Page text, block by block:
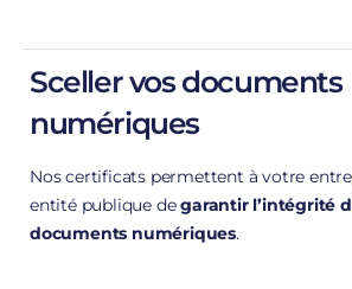
de données.
existence de votre organisation
Sceller vos documents
numériques
Nos certificats permettent à votre
entité publique degarantir l’intégrité
documents numériques.